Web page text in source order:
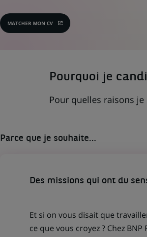
MATCHER MON CV
(CE
Pourquoi je
Pour quelles raisons
Parce que je souhaite...
Des missions qui ont du
Et si on vous disait que
ce que vous croyez ? Chez